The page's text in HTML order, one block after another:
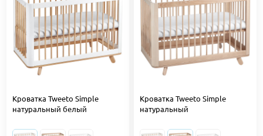
Кроватка Tweeto Simple
натуральный белый
Кроватка Tweeto Simple
натуральный